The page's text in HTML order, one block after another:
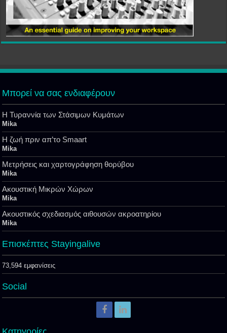
Μπορεί να σας ενδιαφέρουν
Η Τυραννία των Στάσιμων Κυμάτων
Mika
Η ζωή πριν απ’το Smaart
Mika
Μετρήσεις και χαρτογράφηση θορύβου
Mika
Ακουστική Μικρών Χώρων
Mika
Ακουστικός σχεδιασμός αιθουσών ακροατηρίου
Mika
Επισκέπτες Stayingalive
73,594 εμφανίσεις
Social